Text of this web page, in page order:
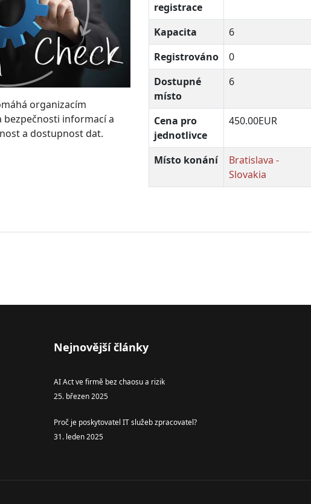
organizacím
informací a
a dostupnost dat.
registrace
Kapacita
6
Registrováno
0
Dostupné
místo
6
Cena pro
jednotlivce
450.00EUR
Místo konání
Bratislava -
Slovakia
Nejnovější články
AI Act ve firmě bez chaosu a rizik
25. březen 2025
Proč je poskytovatel IT služeb zpracovatel?
31. leden 2025